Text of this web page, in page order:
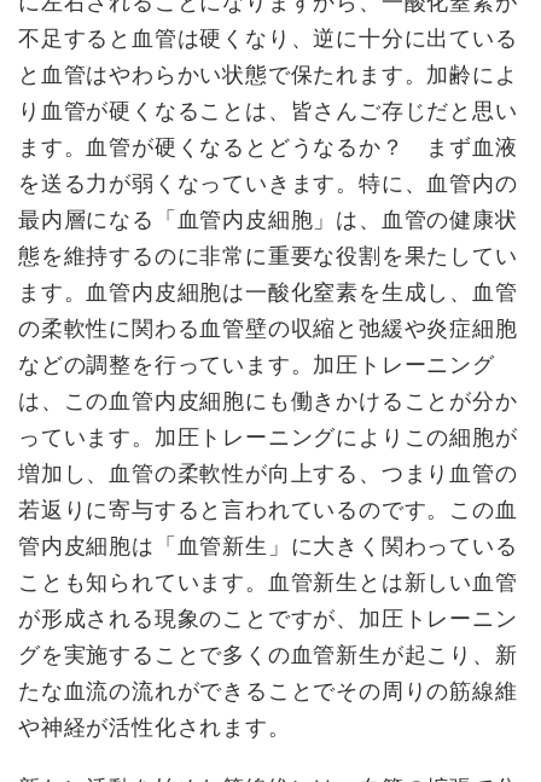
不足すると血管は硬くなり、逆に十分に出ている
と血管はやわらかい状態で保たれます。加齢によ
り血管が硬くなることは、皆さんご存じだと思い
ます。血管が硬くなるとどうなるか？ まず血液
を送る力が弱くなっていきます。特に、血管内の
最内層になる「血管内皮細胞」は、血管の健康状
態を維持するのに非常に重要な役割を果たしてい
ます。血管内皮細胞は一酸化窒素を生成し、血管
の柔軟性に関わる血管壁の収縮と弛緩や炎症細胞
などの調整を行っています。加圧トレーニング
は、この血管内皮細胞にも働きかけることが分か
っています。加圧トレーニングによりこの細胞が
増加し、血管の柔軟性が向上する、つまり血管の
若返りに寄与すると言われているのです。この血
管内皮細胞は「血管新生」に大きく関わっている
ことも知られています。血管新生とは新しい血管
が形成される現象のことですが、加圧トレーニン
グを実施することで多くの血管新生が起こり、新
たな血流の流れができることでその周りの筋線維
や神経が活性化されます。